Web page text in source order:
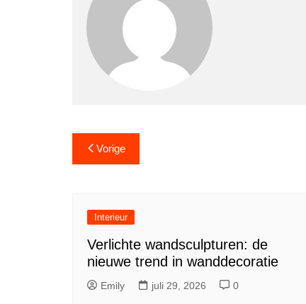
Berichtnavigatie
Vorige
Interieur
Verlichte wandsculpturen: de
nieuwe trend in wanddecoratie
Emily juli 29, 2026 0